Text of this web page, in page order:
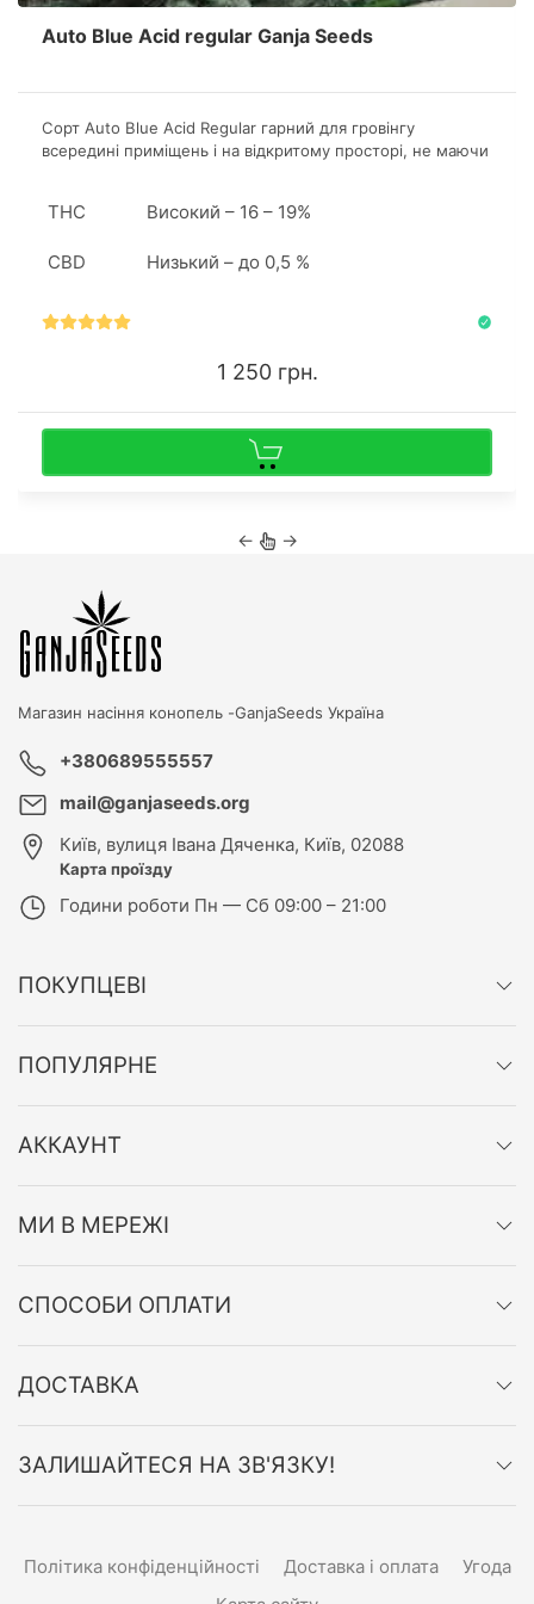
Auto Blue Acid regular Ganja Seeds
Сорт Auto Blue Acid Regular гарний для гровінгу
всередині приміщень і на відкритому просторі, не маючи
вирішують купити насіння конопель, якщо хочуть
THC Високий – 16 – 19%
CBD Низький – до 0,5 %
1 250 грн.
← →
Магазин насіння конопель -GanjaSeeds Україна
+380689555557
mail@ganjaseeds.org
Київ, вулиця Івана Дяченка, Київ, 02088
Карта проїзду
Години роботи Пн — Сб 09:00 – 21:00
ПОКУПЦЕВІ
ПОПУЛЯРНЕ
АККАУНТ
МИ В МЕРЕЖІ
СПОСОБИ ОПЛАТИ
ДОСТАВКА
ЗАЛИШАЙТЕСЯ НА ЗВ'ЯЗКУ!
Політика конфіденційності Доставка і оплата
Угода